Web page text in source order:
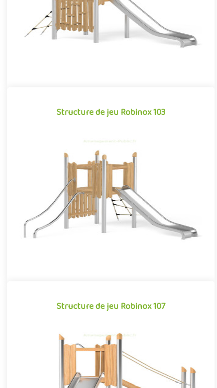
Offre partenaire
Structure de jeu Robinox 103
Structure de jeu Robinox 103
La combinaison Robinox 103 est une structure multi-activités
pour aire de jeux extérieur de la gamme Robinox. Associant sur
s..
Offre partenaire
Structure de jeu Robinox 107
Structure de jeu Robinox 107
La combinaison Robinox 107 est une structure multi-activités
pour aire de jeux extérieur de la gamme Robinox. Associant sur
s..